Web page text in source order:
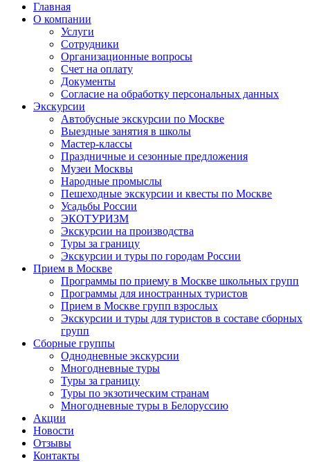
Главная
О компании
Услуги
Сотрудники
Организационные вопросы
Счет на оплату
Документы
Согласие на обработку персональных данных
Экскурсии
Автобусные экскурсии по Москве
Выездные занятия в школы
Мастер-классы
Праздничные и сезонные предложения
Музеи Москвы
Народные промыслы
Пешеходные экскурсии и квесты по Москве
Усадьбы России
ЭКОТУРИЗМ
Экскурсии на производства
Туры за границу
Экскурсии и туры по городам России
Прием в Москве
Программы по приему в Москве школьных групп
Программы для иностранных туристов
Прием в Москве групп взрослых
Экскурсии и туры для туристов в составе сборных
групп
Сборные группы
Однодневные экскурсии
Многодневные туры
Туры за границу
Туры по экзотическим странам
Многодневные туры в Белоруссию
Акции
Новости
Отзывы
Контакты